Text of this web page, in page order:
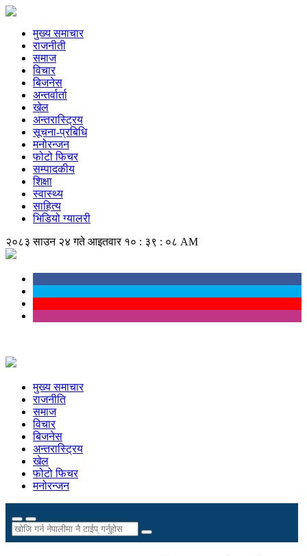
मुख्य समाचार
राजनीती
समाज
विचार
बिजनेस
अन्तर्वार्ता
खेल
अन्तरास्ट्रिय
सूचना-प्रबिधि
मनोरन्जन
फोटो फिचर
सम्पादकीय
शिक्षा
स्वास्थ्य
साहित्य
भिडियो ग्यालरी
२०८३ साउन २४ गते आइतवार १० : ३९ : ०८ AM
मुख्य समाचार
राजनीति
समाज
विचार
बिजनेस
अन्तरास्ट्रिय
खेल
फोटो फिचर
मनोरन्जन